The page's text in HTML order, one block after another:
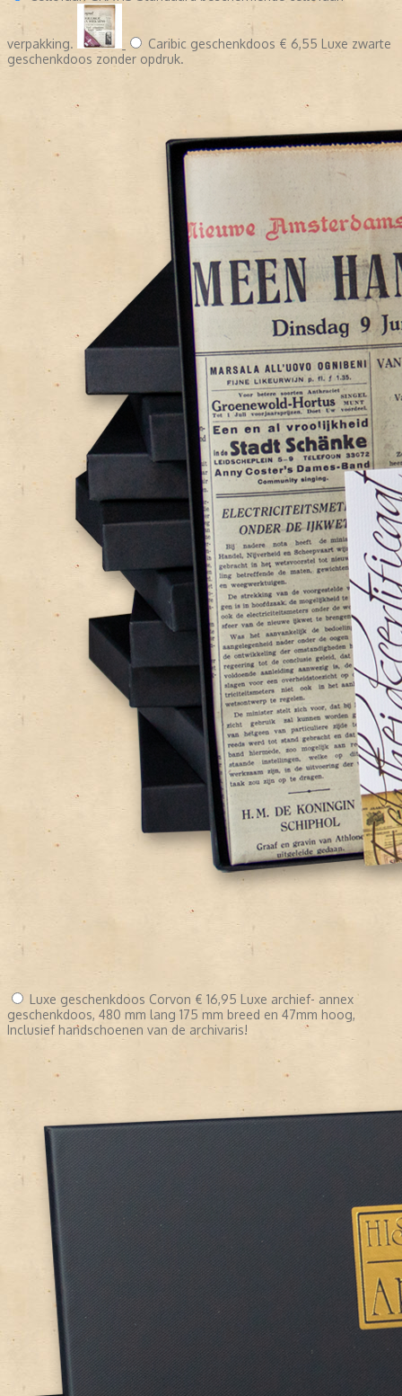
verpakking. Caribic geschenkdoos € 6,55 Luxe zwarte
geschenkdoos zonder opdruk.
Luxe geschenkdoos Corvon € 16,95 Luxe archief- annex
geschenkdoos, 480 mm lang 175 mm breed en 47mm hoog,
Inclusief handschoenen van de archivaris!